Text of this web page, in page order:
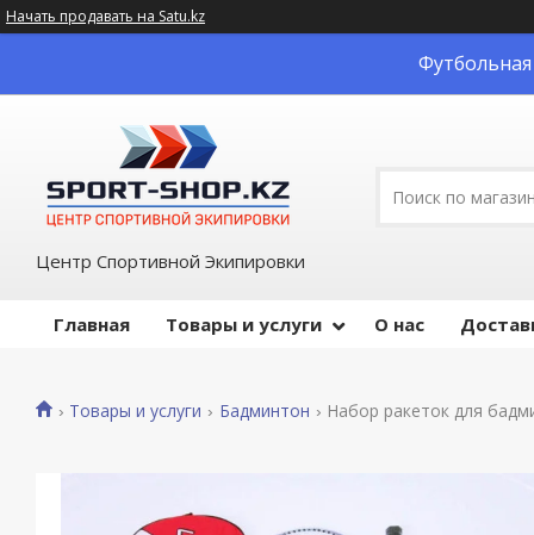
Начать продавать на Satu.kz
Футбольная
Центр Спортивной Экипировки
Главная Товары и услуги О нас
Товары и услуги Бадминтон Набор ракеток для